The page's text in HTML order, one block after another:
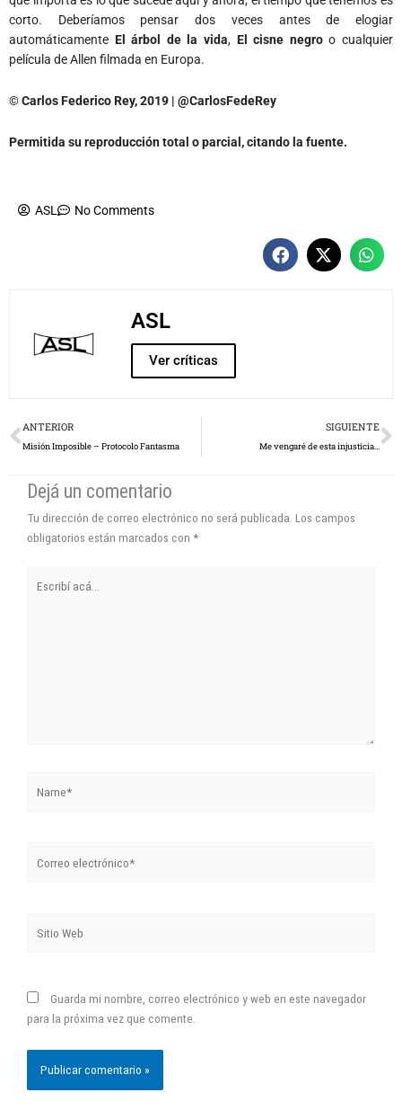
corto. Deberíamos pensar dos veces antes de elogiar
automáticamente El árbol de la vida, El cisne negroo cualquier
película de Allen filmada en Europa.
© Carlos Federico Rey, 2019 | @CarlosFedeRey
Permitida su reproducción total o parcial, citando la fuente.
ASL No Comments
ASL
Ver críticas
Prev
ANTERIOR
Misión Imposible – Protocolo Fantasma
SIGUIENTE
Me vengaré de esta injusticia…
Dejá un comentario
Tu dirección de correo electrónico no será publicada. Los campos
obligatorios están marcados con *
acá...
electrónico*
Web
Guarda mi nombre, correo electrónico y web en este navegador
para la próxima vez que comente.